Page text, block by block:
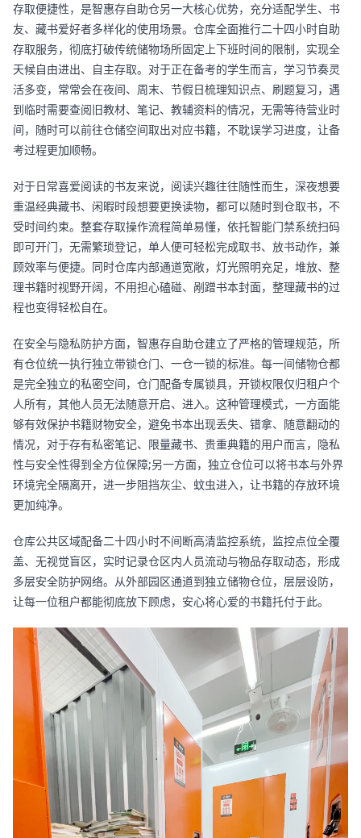
存取便捷性，是智惠存自助仓另一大核心优势，充分适配学生、书
友、藏书爱好者多样化的使用场景。仓库全面推行二十四小时自助
存取服务，彻底打破传统储物场所固定上下班时间的限制，实现全
天候自由进出、自主存取。对于正在备考的学生而言，学习节奏灵
活多变，常常会在夜间、周末、节假日梳理知识点、刷题复习，遇
到临时需要查阅旧教材、笔记、教辅资料的情况，无需等待营业时
间，随时可以前往仓储空间取出对应书籍，不耽误学习进度，让备
考过程更加顺畅。
对于日常喜爱阅读的书友来说，阅读兴趣往往随性而生，深夜想要
重温经典藏书、闲暇时段想要更换读物，都可以随时到仓取书，不
受时间约束。整套存取操作流程简单易懂，依托智能门禁系统扫码
即可开门，无需繁琐登记，单人便可轻松完成取书、放书动作，兼
顾效率与便捷。同时仓库内部通道宽敞，灯光照明充足，堆放、整
理书籍时视野开阔，不用担心磕碰、剐蹭书本封面，整理藏书的过
程也变得轻松自在。
在安全与隐私防护方面，智惠存自助仓建立了严格的管理规范，所
有仓位统一执行独立带锁仓门、一仓一锁的标准。每一间储物仓都
是完全独立的私密空间，仓门配备专属锁具，开锁权限仅归租户个
人所有，其他人员无法随意开启、进入。这种管理模式，一方面能
够有效保护书籍财物安全，避免书本出现丢失、错拿、随意翻动的
情况，对于存有私密笔记、限量藏书、贵重典籍的用户而言，隐私
性与安全性得到全方位保障;另一方面，独立仓位可以将书本与外界
环境完全隔离开，进一步阻挡灰尘、蚊虫进入，让书籍的存放环境
更加纯净。
仓库公共区域配备二十四小时不间断高清监控系统，监控点位全覆
盖、无视觉盲区，实时记录仓区内人员流动与物品存取动态，形成
多层安全防护网络。从外部园区通道到独立储物仓位，层层设防，
让每一位租户都能彻底放下顾虑，安心将心爱的书籍托付于此。